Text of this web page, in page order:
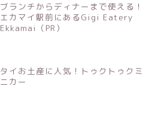
ブランチからディナーまで使える！
エカマイ駅前にあるGigi Eatery
Ekkamai（PR）
タイお土産に人気！トゥクトゥクミ
ニカー